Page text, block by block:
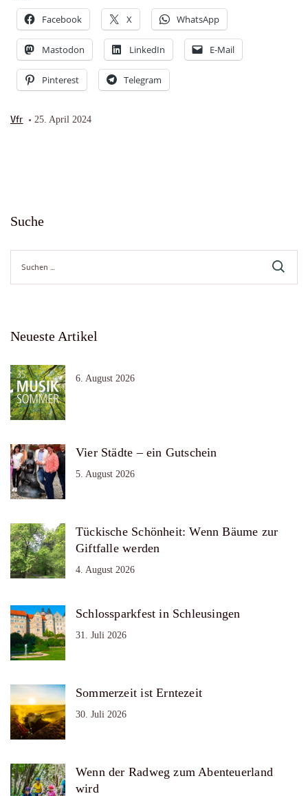
Facebook X WhatsApp
Mastodon LinkedIn E-Mail
Pinterest Telegram
Vfr 25. April 2024
Suche
Suche
nach:
Neueste Artikel
6. August 2026
Vier Städte – ein Gutschein
5. August 2026
Tückische Schönheit: Wenn Bäume zur
Giftfalle werden
4. August 2026
Schlossparkfest in Schleusingen
31. Juli 2026
Sommerzeit ist Erntezeit
30. Juli 2026
Wenn der Radweg zum Abenteuerland
wird